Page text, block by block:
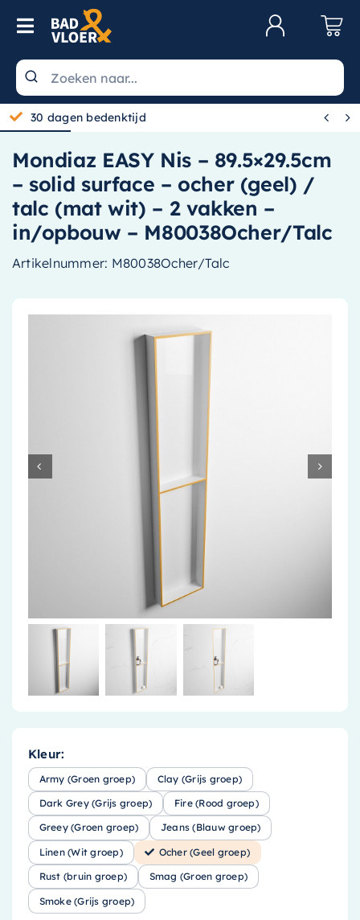
Skip to content
Toggle Navigation
Wastafels
Toiletten
Spiegels
Kranen
Douche
Badkamermeubels
Installatiemateriaal
Klimaatbeheersing
30 dagen bedenktijd  
Mondiaz EASY Nis – 89.5×29.5cm
– solid surface – ocher (geel) /
talc (mat wit) – 2 vakken –
in/opbouw – M80038Ocher/Talc
Artikelnummer: M80038Ocher/Talc
Kleur:
Army (Groen groep) Clay (Grijs groep)
Dark Grey (Grijs groep) Fire (Rood groep)
Greey (Groen groep) Jeans (Blauw groep)
Linen (Wit groep) Ocher (Geel groep)
Rust (bruin groep) Smag (Groen groep)
Smoke (Grijs groep)